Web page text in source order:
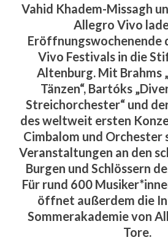
Vahid Khadem-Missagh
Allegro Vivo
Eröffnungswochenende
Vivo Festivals in die
Altenburg. Mit Brahms
Tänzen“, Bartóks
Streichorchester“ und
des weltweit ersten
Cimbalom und Orchester
Veranstaltungen an den
Burgen und Schlössern
Für rund 600
öffnet außerdem die
Sommerakademie von
Tore.